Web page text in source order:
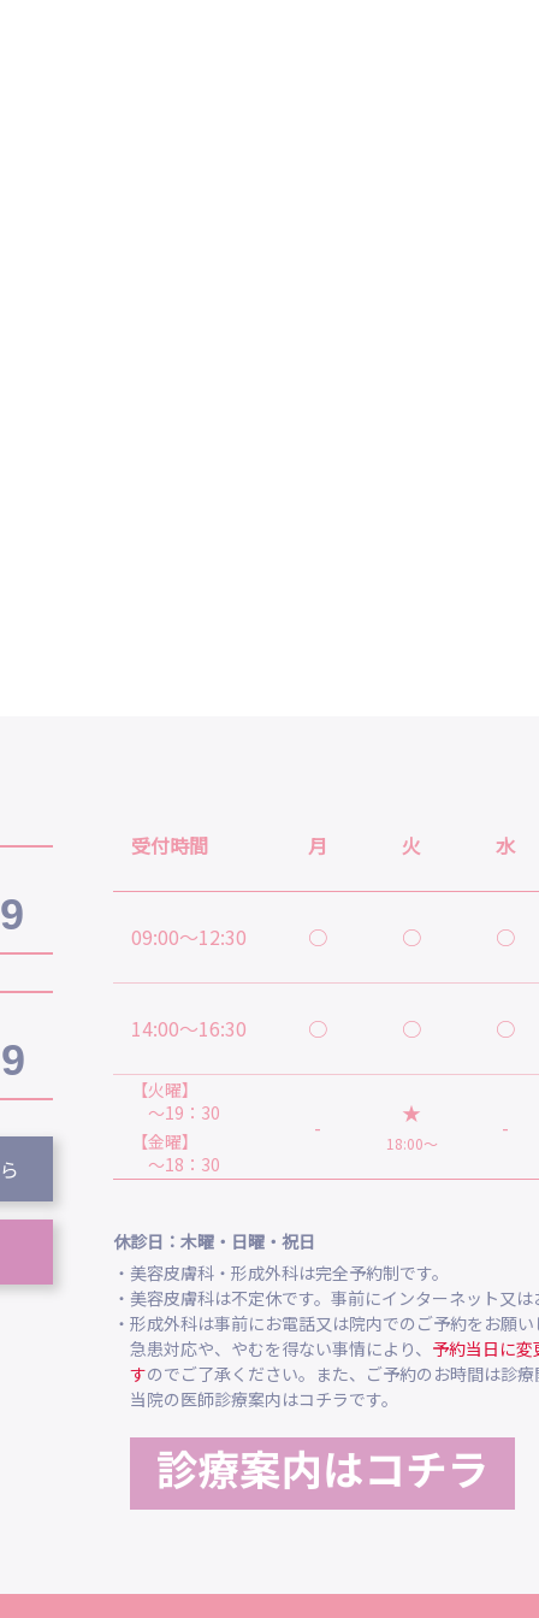
受付時間 月 火 水
09:00～12:30 ○ ○ ○
14:00～16:30 ○ ○ ○
【火曜】
～19：30
【金曜】
～18：30
- ★
18:00～
-
休診日：木曜・日曜・祝日
・美容皮膚科・形成外科は完全予約制です。
・美容皮膚科は不定休です。事前にインターネット又は
・形成外科は事前にお電話又は院内でのご予約をお願い
急患対応や、やむを得ない事情により、 予約当日に
すのでご了承ください。また、ご予約のお時間は診療
当院の医師診療案内はコチラです。